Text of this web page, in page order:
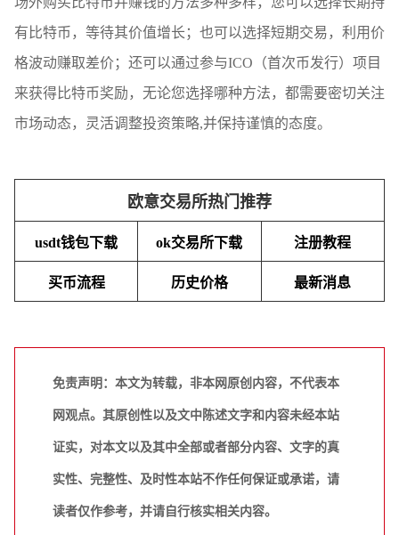
有比特币，等待其价值增长；也可以选择短期交易，利用价
格波动赚取差价；还可以通过参与ICO（首次币发行）项目
来获得比特币奖励，无论您选择哪种方法，都需要密切关注
市场动态，灵活调整投资策略,并保持谨慎的态度。
欧意交易所热门推荐
usdt钱包下载 ok交易所下载 注册教程
买币流程 历史价格 最新消息
免责声明：本文为转载，非本网原创内容，不代表本
网观点。其原创性以及文中陈述文字和内容未经本站
证实，对本文以及其中全部或者部分内容、文字的真
实性、完整性、及时性本站不作任何保证或承诺，请
读者仅作参考，并请自行核实相关内容。